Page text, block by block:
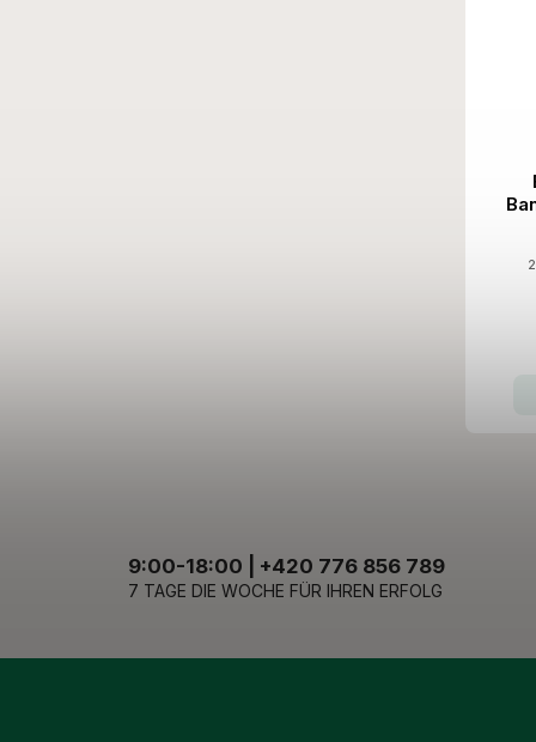
9:00-18:00 | +420 776 856 789
7 TAGE DIE WOCHE FÜR IHREN ERFOLG